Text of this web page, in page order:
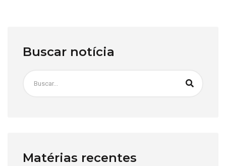
Buscar notícia
Matérias recentes